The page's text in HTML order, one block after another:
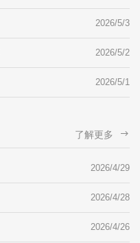
2026/5/3
2026/5/2
2026/5/1
了解更多
2026/4/29
2026/4/28
2026/4/26